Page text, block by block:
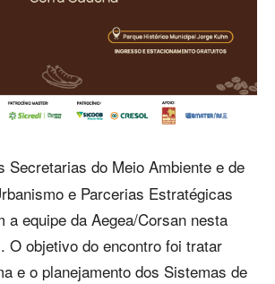
Secretarias do Meio Ambiente e de
e Parcerias Estratégicas
a equipe da Aegea/Corsan nesta
O objetivo do encontro foi tratar
e o planejamento dos Sistemas de